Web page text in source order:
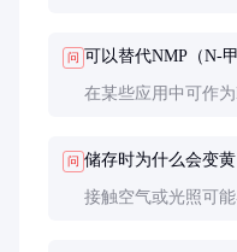
问 可以替代NMP（N-
在某些应用中可作
问 储存时为什么会变黄
接触空气或光照可